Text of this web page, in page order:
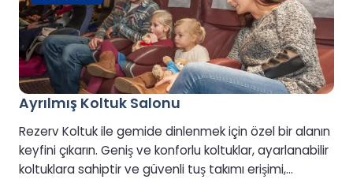
Ayrılmış Koltuk Salonu
Rezerv Koltuk ile gemide dinlenmek için özel bir alanın
keyfini çıkarın. Geniş ve konforlu koltuklar, ayarlanabilir
koltuklara sahiptir ve güvenli tuş takımı erişimi,